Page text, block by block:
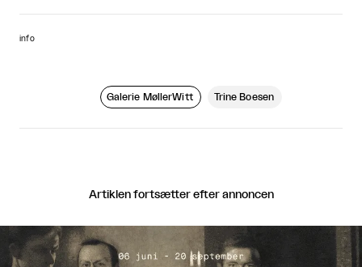
info
Galerie MøllerWitt Trine Boesen
Artiklen fortsætter efter annoncen